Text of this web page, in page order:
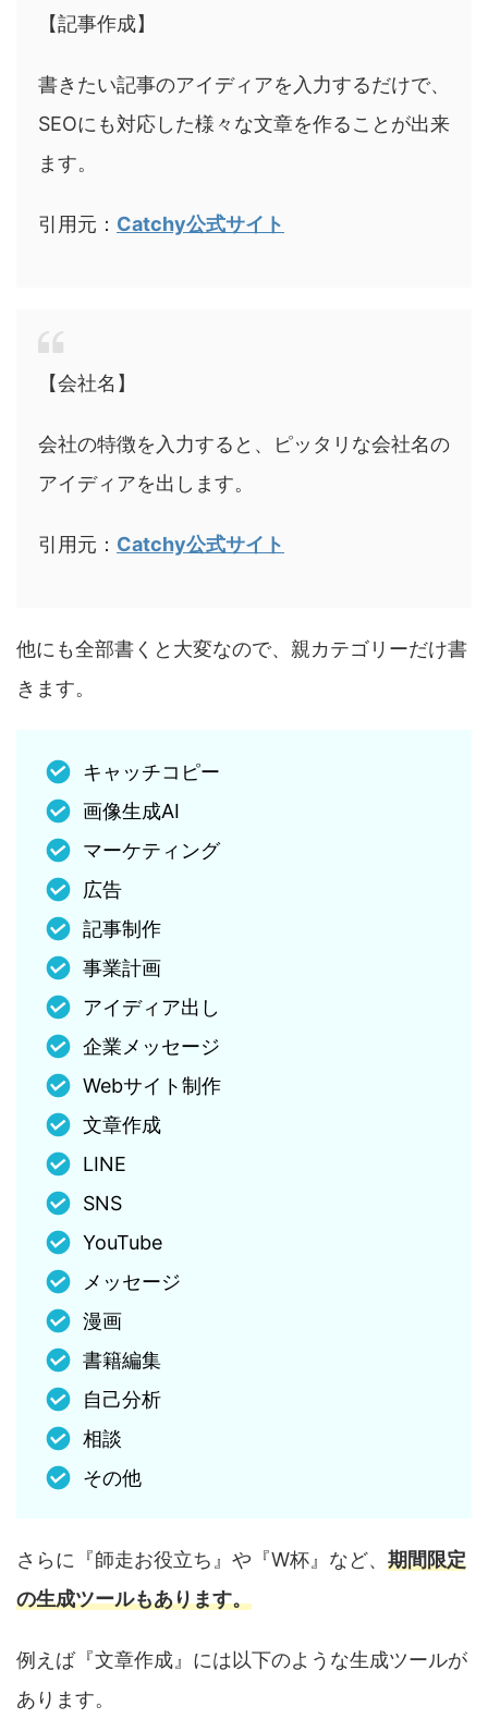
【記事作成】
書きたい記事のアイディアを入力するだけで、
SEOにも対応した様々な文章を作ることが出来
ます。
引用元： Catchy公式サイト
【会社名】
会社の特徴を入力すると、ピッタリな会社名の
アイディアを出します。
引用元： Catchy公式サイト
他にも全部書くと大変なので、親カテゴリーだけ書
きます。
キャッチコピー
画像生成AI
マーケティング
広告
記事制作
事業計画
アイディア出し
企業メッセージ
Webサイト制作
文章作成
LINE
SNS
YouTube
メッセージ
漫画
書籍編集
自己分析
相談
その他
さらに『師走お役立ち』や『W杯』など、 期間限定
の生成ツールもあります。
例えば『文章作成』には以下のような生成ツールが
あります。